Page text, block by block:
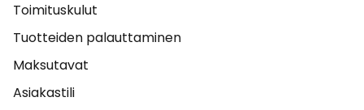
Toimituskulut
Tuotteiden palauttaminen
Maksutavat
Asiakastili